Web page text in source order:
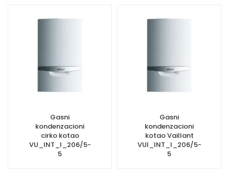
Gasni
kondenzacioni
cirko kotao
VU_INT_I_206/5-
5
Gasni
kondenzacioni
kotao Vaillant
VUI_INT_I_206/5-
5